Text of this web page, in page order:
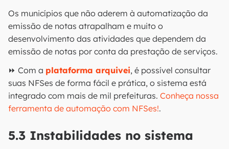
Os municípios que não aderem à automatização da
emissão de notas atrapalham e muito o
desenvolvimento das atividades que dependem da
emissão de notas por conta da prestação de serviços.
⏩ Com a plataforma arquivei, é possível consultar
suas NFSes de forma fácil e prática, o sistema está
integrado com mais de mil prefeituras. Conheça nossa
ferramenta de automação com NFSes!.
5.3 Instabilidades no sistema